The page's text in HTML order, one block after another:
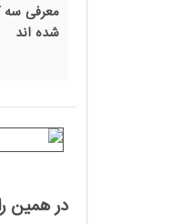
معرفی سه
شده اند
در همین